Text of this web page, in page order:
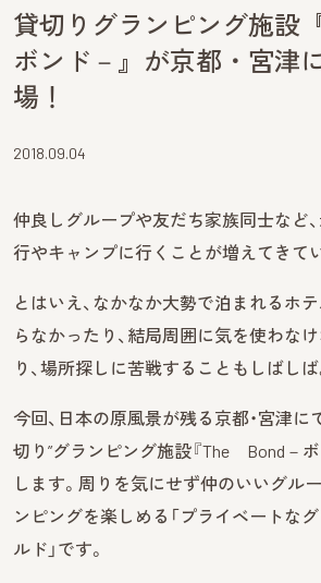
貸切りグランピング施設
ボンド－』が京都・宮津
場！
2018.09.04
仲良しグループや友だち家族同士など
行やキャンプに行くことが増えてきて
とはいえ、なかなか大勢で泊まれるホ
らなかったり、結局周囲に気を使わな
り、場所探しに苦戦することもしばしば
今回、日本の原風景が残る京都・宮津に
切り”グランピング施設『The Bond－
します。周りを気にせず仲のいいグル
ンピングを楽しめる「プライベートな
ルド」です。